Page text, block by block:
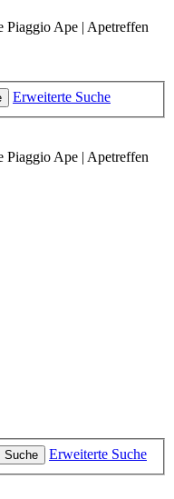
Piaggio Ape | Apetreffen
Erweiterte Suche
Piaggio Ape | Apetreffen
Suche
Erweiterte Suche